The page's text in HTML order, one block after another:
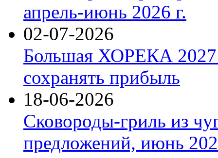
апрель-июнь 2026 г.
02-07-2026
Большая ХОРЕКА 2027:
сохранять прибыль
18-06-2026
Сковороды-гриль из
предложений, июнь